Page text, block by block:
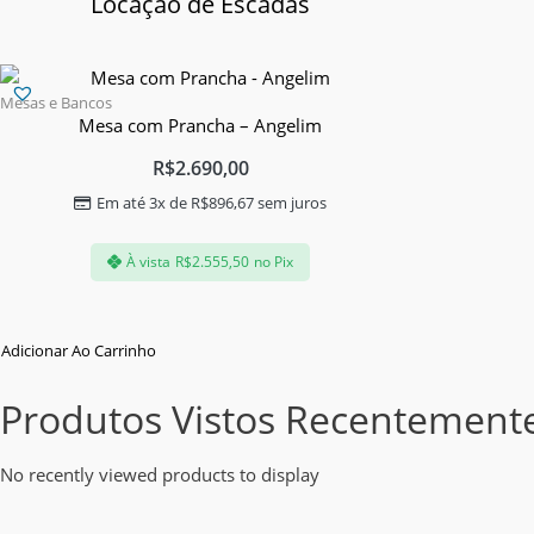
Mesas e Bancos
Mesa com Prancha – Angelim
R$2.690,00
Em até 3x de R$896,67sem juros
À vista R$2.555,50 no Pix
Adicionar Ao Carrinho
Produtos Vistos
No recently viewed products to display